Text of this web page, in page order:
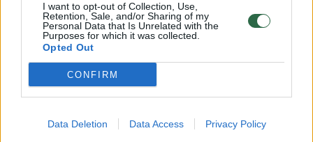
I want to opt-out of Collection, Use,
Retention, Sale, and/or Sharing of my
Personal Data that Is Unrelated with the
Purposes for which it was collected.
Opted Out
CONFIRM
Data Deletion Data Access Privacy Policy